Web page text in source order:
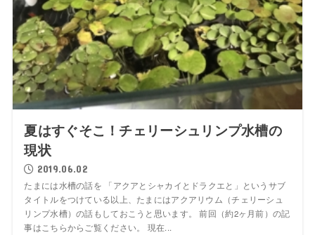
夏はすぐそこ！チェリーシュリンプ水槽の
現状
2019.06.02
たまには水槽の話を 「アクアとシャカイとドラクエと」というサブ
タイトルをつけている以上、たまにはアクアリウム（チェリーシュ
リンプ水槽）の話もしておこうと思います。 前回（約2ヶ月前）の記
事はこちらからご覧ください。 現在...